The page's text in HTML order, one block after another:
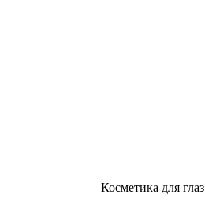
Косметика для глаз